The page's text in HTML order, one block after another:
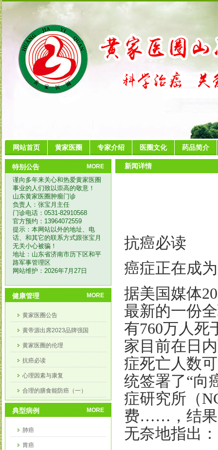
网站首页 黄家医圈 专家介绍 医圈文化 药品简介
MORE
特别公告
谨向多年来关心和热爱黄家医圈
事业的人们致以崇高的敬意！
山东黄家医圈肿瘤门诊
负责人：张宝月主任
门诊电话：0531-82910568
官方预约：13964072559
提示：本网站以外的地址、电
话、和其它的联系方式跟张宝月
无关小心被骗！
地址：山东省济南市历下区和平
路军事管理区
网站维护：2026年7月27日
MORE
健康管理
黄家医圈公告
黄帝源出席2023品牌强国
黄家医圈的伦理
抗癌必读
心理因素与康复
合理的膳食能防癌（一）
合理膳食能防癌（二）
MORE
典型病例
肺癌
胃癌
新闻详情
抗癌必读
癌症正在成
据美国媒体
最新的一份
有760万人死
家目前在日
症死亡人数
统签署了“向
症研究所（
费……，结
无奈地指出：